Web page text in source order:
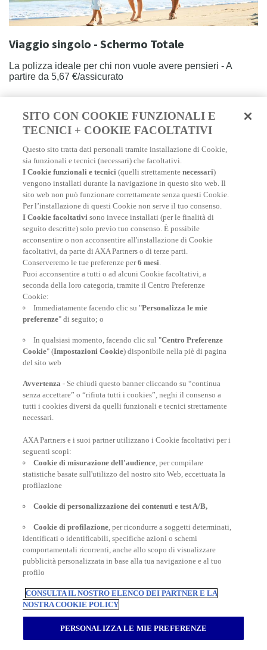
Viaggio singolo - Schermo Totale
La polizza ideale per chi non vuole avere pensieri - A
partire da 5,67 €/assicurato
SCOPRI DI PIÙ
Polizza Viaggio Annuale
72€/assicurato
POLIZZE VIAGGIO
INFORMAZIONI UTILI
Inter Partner Assistance S.A. Compagnia di Assicurazioni e Riassicurazioni
Tel.06/42118.1 Sede legale Bruxelles – 7, Boulevard du Régent – Capitale
sociale € 180.702.613,00 interamente versato – Gruppo AXA Partners N.
SITO CON COOKIE FUNZIONALI E
TECNICI + COOKIE FACOLTATIVI
Questo sito tratta dati personali tramite installazione di Cookie,
sia funzionali e tecnici (necessari) che facoltativi.
I Cookie funzionali e tecnici (quelli strettamentenecessari)
vengono installati durante la navigazione in questo sito web. Il
sito web non può funzionare correttamente senza questi Cookie.
Per l’installazione di questi Cookie non serve il tuo consenso.
I Cookie facoltativi sono invece installati (per le finalità di
seguito descritte) solo previo tuo consenso. È possibile
acconsentire o non acconsentire all'installazione di Cookie
facoltativi, da parte di AXA Partners o di terze parti.
Conserveremo le tue preferenze per6 mesi.
Puoi acconsentire a tutti o ad alcuni Cookie facoltativi, a
seconda della loro categoria, tramite il Centro Preferenze
Cookie:
Immediatamente facendo clic su "Personalizza le mie
preferenze" di seguito; o
In qualsiasi momento, facendo clic sul "Centro Preferenze
Cookie" (Impostazioni Cookie) disponibile nella piè di pagina
del sito web
Avvertenza - Se chiudi questo banner cliccando su “continua
senza accettare” o “rifiuta tutti i cookies”, neghi il consenso a
tutti i cookies diversi da quelli funzionali e tecnici strettamente
necessari.
AXA Partners e i suoi partner utilizzano i Cookie facoltativi per i
seguenti scopi:
Cookie di misurazione dell'audience, per compilare
statistiche basate sull'utilizzo del nostro sito Web, eccettuata la
profilazione
Cookie di personalizzazione dei contenuti e test A/B,
Cookie di profilazione, per ricondurre a soggetti determinati,
identificati o identificabili, specifiche azioni o schemi
comportamentali ricorrenti, anche allo scopo di visualizzare
pubblicità personalizzata in base alla tua navigazione e al tuo
profilo
CONSULTA IL NOSTRO ELENCO DEI PARTNER E LA
NOSTRA COOKIE POLICY
PERSONALIZZA LE MIE PREFERENZE